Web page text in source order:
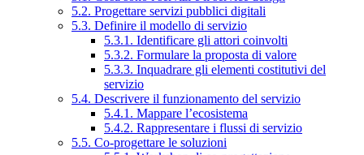
5.2. Progettare servizi pubblici digitali
5.3. Definire il modello di servizio
5.3.1. Identificare gli attori coinvolti
5.3.2. Formulare la proposta di valore
5.3.3. Inquadrare gli elementi costitutivi del
servizio
5.4. Descrivere il funzionamento del servizio
5.4.1. Mappare l’ecosistema
5.4.2. Rappresentare i flussi di servizio
5.5. Co-progettare le soluzioni